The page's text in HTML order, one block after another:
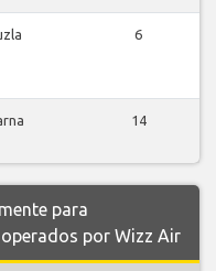
6
14
para
por Wizz Air